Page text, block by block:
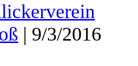
| 9/3/2016